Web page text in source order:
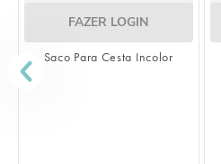
FAZER LOGIN
Cone Festa Liso Incolor